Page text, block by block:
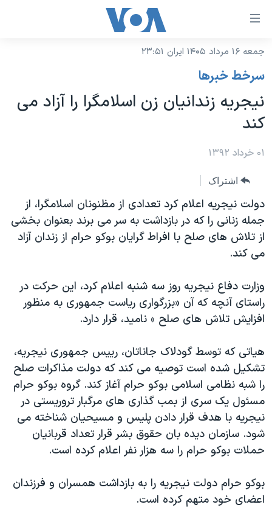
لینکهای
دسترسی
جهش
محتوای
اصلی
اصلی
جهش
به
جستجو
نسخه سبک وب‌سایت
موضوع ها
ایران
آمریکا
جهان
گزیده‌ها
ویژه برنامه‌ها
فرهنگ و زندگی
حقوق شهروندی
اقتصادی
علم و فناوری
اسرائیل در جنگ
گالری عکس
آرشیو پخش زنده
برنامه های تلویزیونی
جدول برنامه ها
صفحه‌های ویژه
عملیات خشم حماسی
۲۵۰سالگی آمریکا
مستندها
انتخابات ریاست جمهوری آمریکا ۲۰۲۴
حمله جمهوری اسلامی به اسرائیل
رمز مهسا
ورزش زنان در ایران
اعتراضات زن، زندگی، آزادی
مجموعه مستندهای دادخواهی
تریبونال مردمی آبان ۹۸
دادگاه حمید نوری
چهل سال گروگان‌گیری
قانون شفافیت دارائی کادر رهبری ایران
فرکانس‌های صدای آمریکا
پخش رادیویی
یادگیری زبان انگلیسی
دنبال کنید
زبانهای مختلف
جمعه ۱۶ مرداد ۱۴۰۵ ایران ۲۳:۵۱
سرخط خبرها
نیجریه زندانيان زن اسلامگرا را آزاد می
کند
۰۱ خرداد ۱۳۹۲
اشتراک
دولت نیجریه اعلام کرد تعدادی از مظنونان اسلامگرا، از
جمله زنانی را که در بازداشت به سر می برند بعنوان بخشی
از تلاش های صلح با افراط گرایان بوکو حرام از زندان آزاد
می کند.
وزارت دفاع نيجريه روز سه شنبه اعلام کرد، اين حرکت در
راستای آنچه که آن «بزرگواری ریاست جمهوری به منظور
افزایش تلاش های صلح » ناميد، قرار دارد.
هياتی که توسط گودلاک جاناتان، رييس جمهوری نيجريه،
تشکيل شده است توصیه می کند که دولت مذاکرات صلح
را شبه نظامی اسلامی بوکو حرام آغاز کند. گروه بوکو حرام
مسئول یک سری از بمب گذاری های مرگبار تروریستی در
نیجریه با هدف قرار دادن پلیس و مسیحیان شناخته می
شود. سازمان دیده بان حقوق بشر قرار تعداد قربانیان
حملات بوکو حرام را سه هزار نفر اعلام کرده است.
بوکو حرام دولت نيجريه را به بازداشت همسران و فرزندان
اعضای خود متهم کرده است.